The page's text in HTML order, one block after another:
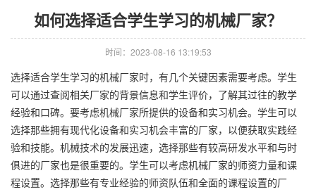
如何选择适合学生学习的机械厂家？
时间：2023-08-16 13:19:53
选择适合学生学习的机械厂家时，有几个关键因素需要考虑。学生
可以通过查阅相关厂家的背景信息和学生评价，了解其过往的教学
经验和口碑。要考虑机械厂家所提供的设备和实习机会。学生可以
选择那些拥有现代化设备和实习机会丰富的厂家，以便获取实践经
验和技能。机械技术的发展迅速，选择那些有较高研发水平和与时
俱进的厂家也是很重要的。学生可以考虑机械厂家的师资力量和课
程设置。选择那些有专业经验的师资队伍和全面的课程设置的厂